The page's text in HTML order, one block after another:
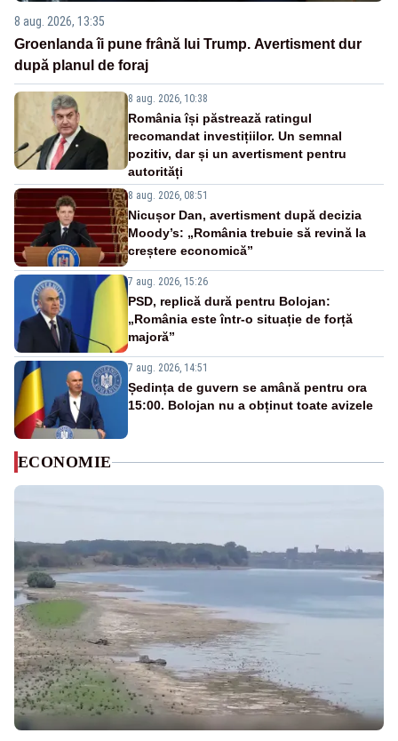
8 aug. 2026, 13:35
Groenlanda îi pune frână lui Trump. Avertisment dur
după planul de foraj
8 aug. 2026, 10:38
România își păstrează ratingul
recomandat investițiilor. Un semnal
pozitiv, dar și un avertisment pentru
autorități
8 aug. 2026, 08:51
Nicușor Dan, avertisment după decizia
Moody’s: „România trebuie să revină la
creștere economică”
7 aug. 2026, 15:26
PSD, replică dură pentru Bolojan:
„România este într-o situație de forță
majoră”
7 aug. 2026, 14:51
Ședința de guvern se amână pentru ora
15:00. Bolojan nu a obținut toate avizele
ECONOMIE